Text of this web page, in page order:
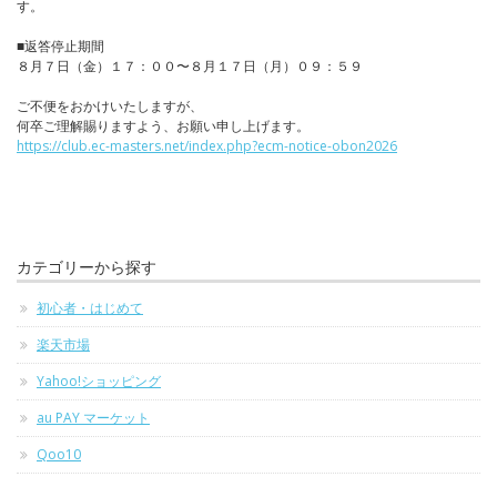
す。
■返答停止期間
８月７日（金）１７：００〜８月１７日（月）０９：５９
ご不便をおかけいたしますが、
何卒ご理解賜りますよう、お願い申し上げます。
https://club.ec-masters.net/index.php?ecm-notice-obon2026
カテゴリーから探す
初心者・はじめて
楽天市場
Yahoo!ショッピング
au PAY マーケット
Qoo10